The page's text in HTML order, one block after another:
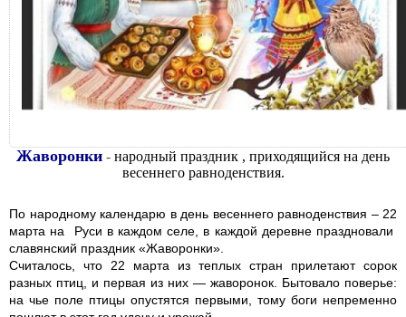
Жаворонки - народный праздник , приходящийся на день
весеннего равноденствия.
По народному календарю в день весеннего равноденствия – 22
марта на Руси в каждом селе, в каждой деревне праздновали
славянский праздник «Жаворонки».
Считалось, что 22 марта из теплых стран прилетают сорок
разных птиц, и первая из них — жаворонок. Бытовало поверье:
на чье поле птицы опустятся первыми, тому боги непременно